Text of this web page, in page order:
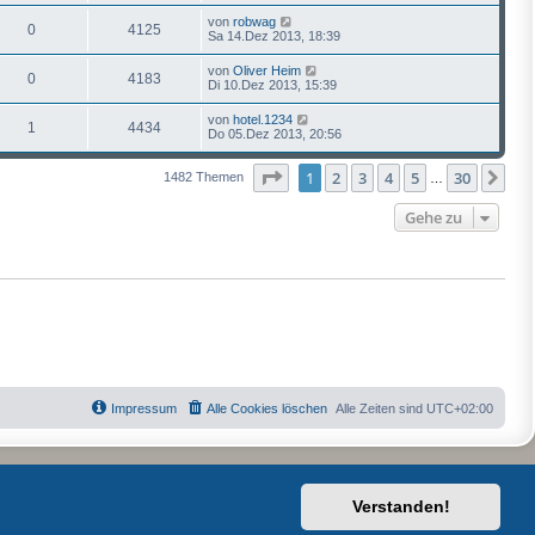
Verstanden!
0 4125 von robwag
Sa 14.Dez 2013, 18:39
0 4183 von Oliver Heim
Di 10.Dez 2013, 15:39
1 4434 von hotel.1234
Do 05.Dez 2013, 20:56
1482 Themen Seite von30
1 2 3 4 5 30
Gehe zu
Alle Zeiten sind UTC+02:00
Alle Cookies löschen
Impressum